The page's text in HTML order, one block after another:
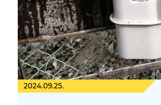
2024.09.25.